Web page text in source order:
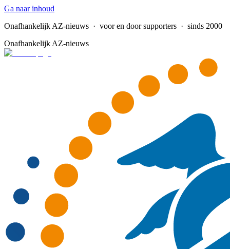
Ga naar inhoud
Onafhankelijk AZ-nieuws · voor en door supporters · sinds 2000
Onafhankelijk AZ-nieuws